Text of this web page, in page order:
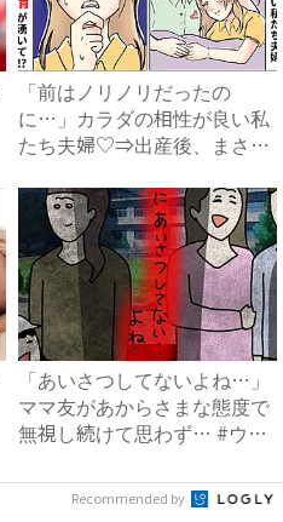
「前はノリノリだったの
に…」カラダの相性が良い私
たち夫婦♡⇒出産後、まさか
「あいさつしてないよね…」
ママ友があからさまな態度で
無視し続けて思わず… #ウ
Recommended by